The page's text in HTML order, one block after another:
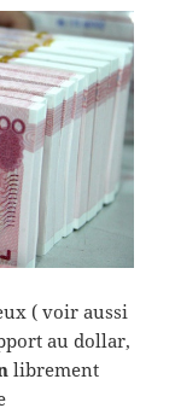
( voir aussi
au dollar,
librement